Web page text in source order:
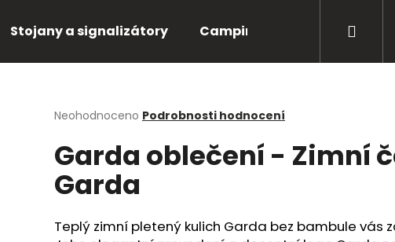
Stojany a signalizátory Camping Bižuterie
Průměrné
produktu
je
0,0
z
hvězdiček.
Neohodnoceno Podrobnosti hodnocení
Garda oblečení - Zimní
Garda
Teplý zimní pletený kulich Garda bez bambule vás
HLEDAT